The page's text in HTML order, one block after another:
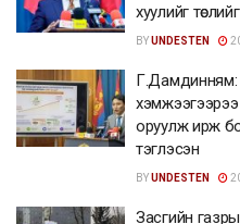
хуулийг
BYUNDESTEN
оруулж ирж
тэглэсэн
BYUNDESTEN
Засгийн